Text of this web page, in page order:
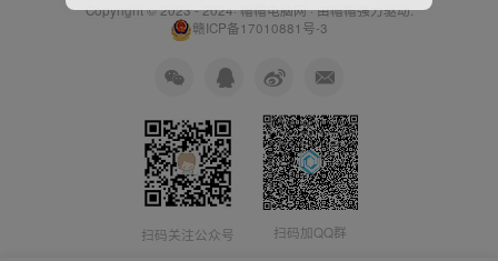
Copyright © 2023 - 2024·帽帽电脑网· 由帽帽强力驱动.
赣ICP备17010881号-3
扫码关注公众号 扫码加QQ群